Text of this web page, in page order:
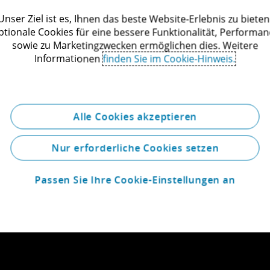
mbB tätig und zuvor langjährige Partnerin bei der
mbH.
wird als besonders empfohlene Anwältin für
2015/2016 genannt.
spricht Deutsch, Englisch und Französisch.
Ziel ist es, Ihnen das beste Website-Erlebnis zu
Cookies für eine bessere Funktionalität,
sowie zu Marketingzwecken ermöglichen dies. Weitere
Informationenfinden Sie im Cookie-Hinweis.
Alle Cookies akzeptieren
Nur erforderliche Cookies setzen
Passen Sie Ihre Cookie-Einstellungen an